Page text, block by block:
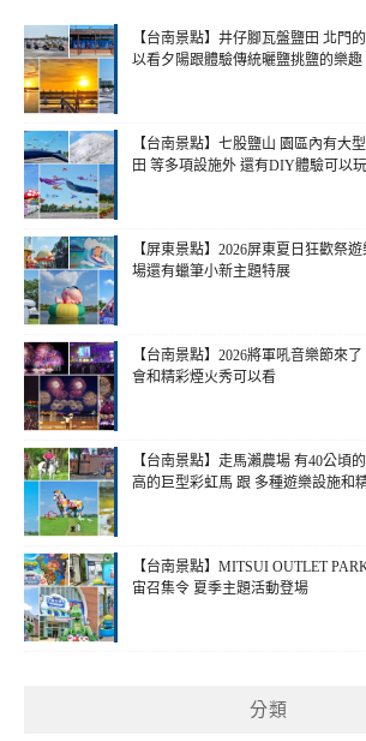
【台南景點】井仔腳瓦盤鹽田 北門
以看夕陽跟體驗傳統曬鹽挑鹽的樂趣
【台南景點】七股鹽山 園區內有大
田 等多項設施外 還有DIY體驗可以玩
【屏東景點】2026屏東夏日狂歡祭
場還有蠟筆小新主題特展
【台南景點】2026將軍吼音樂節來
會和精彩煙火秀可以看
【台南景點】走馬瀨農場 有40公頃
高的巨型彩虹馬 跟 多種遊樂設施和
【台南景點】MITSUI OUTLET
宙召集令 夏季主題活動登場
分類